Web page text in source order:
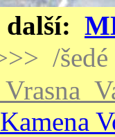
další:
/